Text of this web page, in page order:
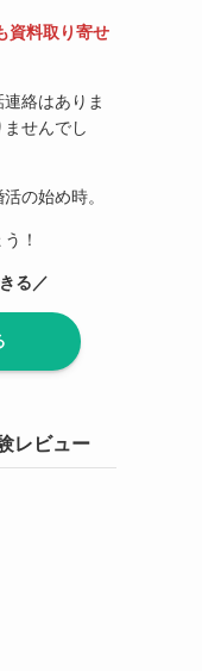
資料取り寄せ
絡はありま
せんでし
の始め時。
！
る／
レビュー